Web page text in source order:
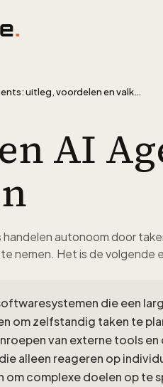
Zo werken AI Agents: uitleg, voordelen en valkuilen
AI
autonoom door
nemen. Het is de volgende
die een
om zelfstandig taken te
van externe tools
alleen reageren op
complexe doelen op te